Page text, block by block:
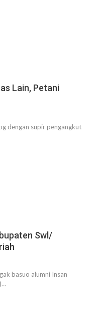
Lain, Petani
dengan supir pengangkut
Swl/
basuo alumni Insan